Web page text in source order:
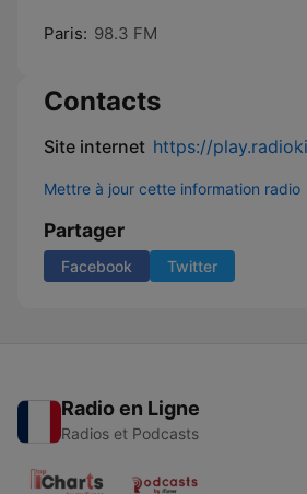
Paris: 98.3 FM
Contacts
Site internet https://
Mettre à jour cette information radio
Partager
Facebook Twitter
Radio en Ligne
Radios et Podcasts